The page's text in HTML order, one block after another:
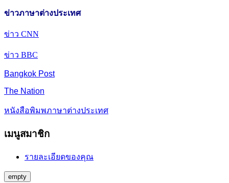
ข่าวภาษาต่างประเทศ
ข่าว CNN
ข่าว BBC
Bangkok Post
The Nation
หนังสือพิมพภาษาต่างประเทศ
เมนูสมาชิก
รายละเอียดของคุณ
empty